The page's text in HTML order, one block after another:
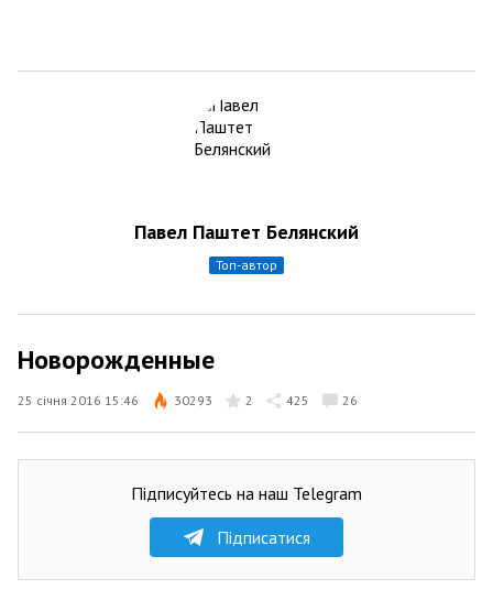
Павел Паштет Белянский
топ-автор
Новорожденные
25 січня 2016 15:46 30293 2 425 26
Підписуйтесь на наш Telegram
Підписатися